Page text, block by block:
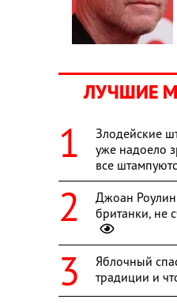
ЛУЧШИЕ
Злодейские
уже надоело
все
Джоан
британки, не
Яблочный
традиции и